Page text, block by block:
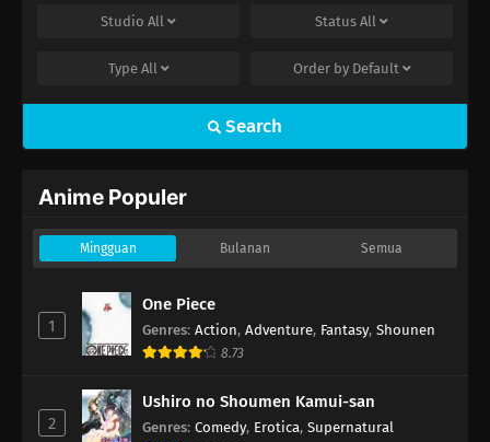
Studio All Status All
Type All Order by Default
Search
Anime Populer
Mingguan Bulanan Semua
1
One Piece
Genres: Action, Adventure, Fantasy, Shounen
8.73
2
Ushiro no Shoumen Kamui-san
Genres: Comedy, Erotica, Supernatural